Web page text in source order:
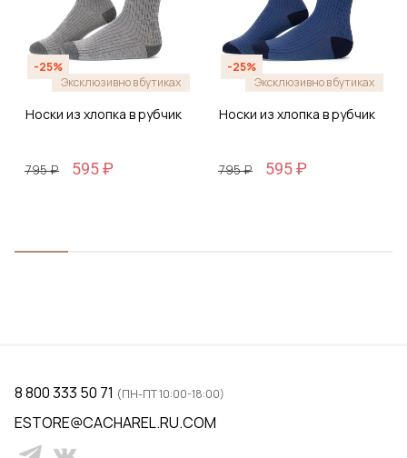
-25%
Эксклюзивно в бутиках
Носки из хлопка в рубчик
795 ₽ 595 ₽
-25%
Эксклюзивно в бутиках
Носки из хлопка в рубчик
795 ₽ 595 ₽
8 800 333 50 71 (ПН-ПТ 10:00-18:00)
ESTORE@CACHAREL.RU.COM